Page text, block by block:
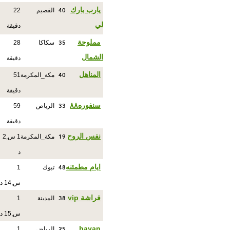
يارب بارك
لي
40 القصيم 22
دقيقة
مملوحة
الشمال
35 سكاكا 28
دقيقة
المناهل 40 مكة_المكرمة51
دقيقة
سنفوره٨٨ 33 الرياض 59
دقيقة
نفس الروح 19 مكة_المكرمة 1 س,2
د
ايام مطمئنه48 تبوك 1
س,14 د
فراشة vip 38 المدينة 1
س,15 د